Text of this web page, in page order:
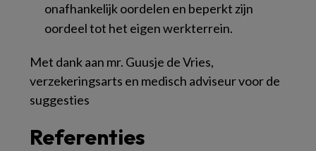
onafhankelijk oordelen en beperkt zijn
oordeel tot het eigen werkterrein.
Met dank aan mr. Guusje de Vries,
verzekeringsarts en medisch adviseur voor de
suggesties
Referenties